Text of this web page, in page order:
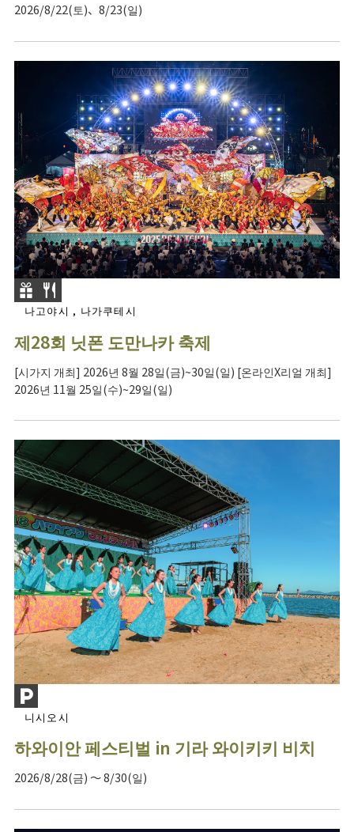
2026/8/22(토)、8/23(일)
나고야시 , 나가쿠테시
제28회 닛폰 도만나카 축제
[시가지 개최] 2026년 8월 28일(금)~30일(일) [온라인X리얼 개최]
2026년 11월 25일(수)~29일(일)
니시오시
하와이안 페스티벌 in 기라 와이키키 비치
2026/8/28(금) ～ 8/30(일)